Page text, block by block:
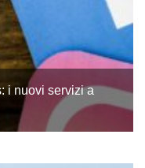
i nuovi servizi a